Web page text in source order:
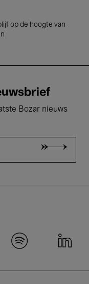
op de hoogte van
Bozar nieuws